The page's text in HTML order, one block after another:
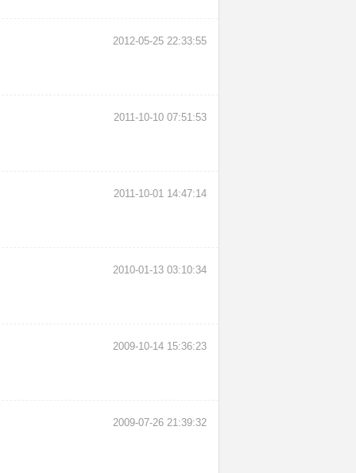
2012-05-25 22:33:55
2011-10-10 07:51:53
2011-10-01 14:47:14
2010-01-13 03:10:34
2009-10-14 15:36:23
2009-07-26 21:39:32